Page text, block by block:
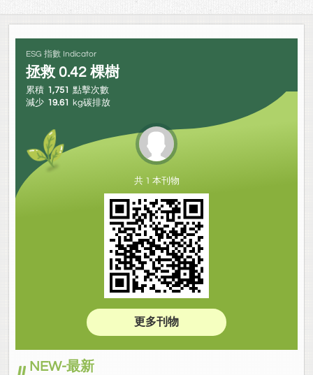
ESG 指數 Indicator
拯救 0.42 棵樹
累積 1,751 點擊次數
減少 19.61 kg碳排放
共 1 本刊物
更多刊物
NEW-最新